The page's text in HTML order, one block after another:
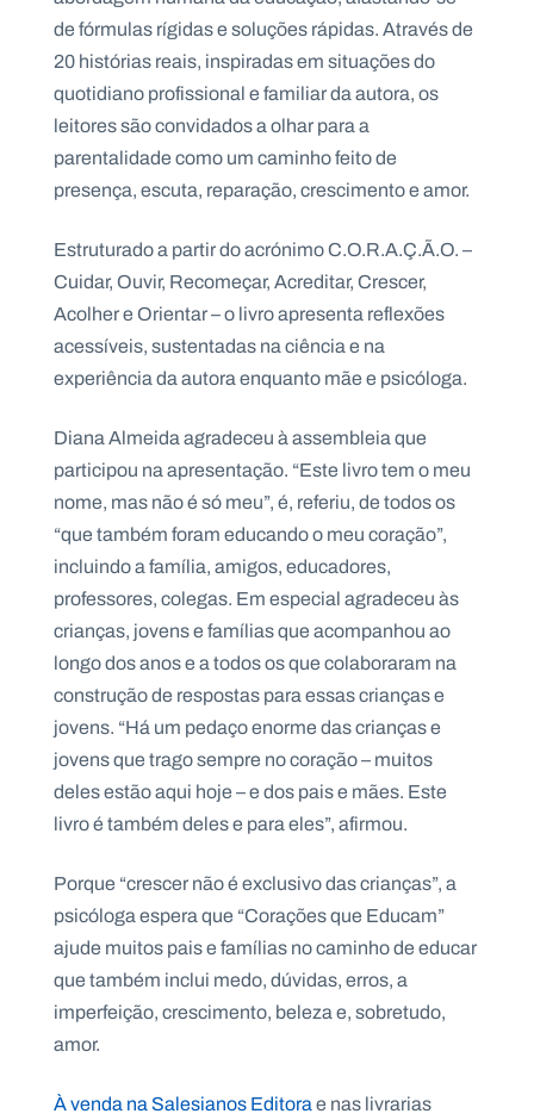
de fórmulas rígidas e soluções rápidas. Através de
20 histórias reais, inspiradas em situações do
quotidiano profissional e familiar da autora, os
leitores são convidados a olhar para a
parentalidade como um caminho feito de
presença, escuta, reparação, crescimento e amor.
Estruturado a partir do acrónimo C.O.R.A.Ç.Ã.O. –
Cuidar, Ouvir, Recomeçar, Acreditar, Crescer,
Acolher e Orientar – o livro apresenta reflexões
acessíveis, sustentadas na ciência e na
experiência da autora enquanto mãe e psicóloga.
Diana Almeida agradeceu à assembleia que
participou na apresentação. “Este livro tem o meu
nome, mas não é só meu”, é, referiu, de todos os
“que também foram educando o meu coração”,
incluindo a família, amigos, educadores,
professores, colegas. Em especial agradeceu às
crianças, jovens e famílias que acompanhou ao
longo dos anos e a todos os que colaboraram na
construção de respostas para essas crianças e
jovens. “Há um pedaço enorme das crianças e
jovens que trago sempre no coração – muitos
deles estão aqui hoje – e dos pais e mães. Este
livro é também deles e para eles”, afirmou.
Porque “crescer não é exclusivo das crianças”, a
psicóloga espera que “Corações que Educam”
ajude muitos pais e famílias no caminho de educar
que também inclui medo, dúvidas, erros, a
imperfeição, crescimento, beleza e, sobretudo,
amor.
À venda na Salesianos Editorae nas livrarias
s
N
e
s
l
e
tt